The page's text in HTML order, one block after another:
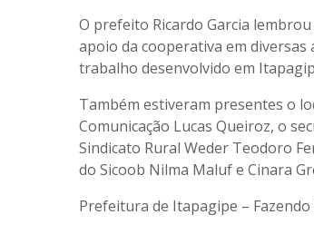
O prefeito Ricardo Garcia
apoio da cooperativa em
trabalho desenvolvido em
Também estiveram presentes o
Comunicação Lucas Queiroz, o
Sindicato Rural Weder Teodoro
do Sicoob Nilma Maluf e Cinara
Prefeitura de Itapagipe – Fazendo